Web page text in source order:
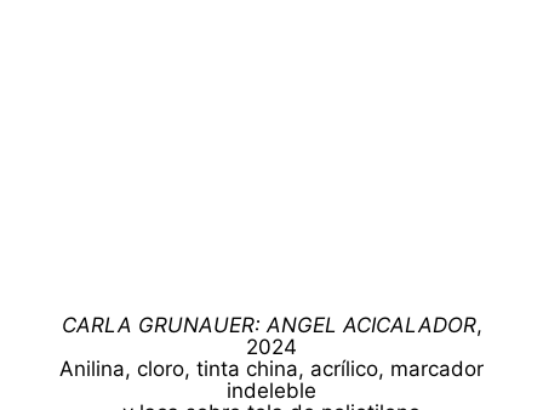
CARLA GRUNAUER: ANGEL ACICALADOR,
2024
Anilina, cloro, tinta china, acrílico, marcador
indeleble